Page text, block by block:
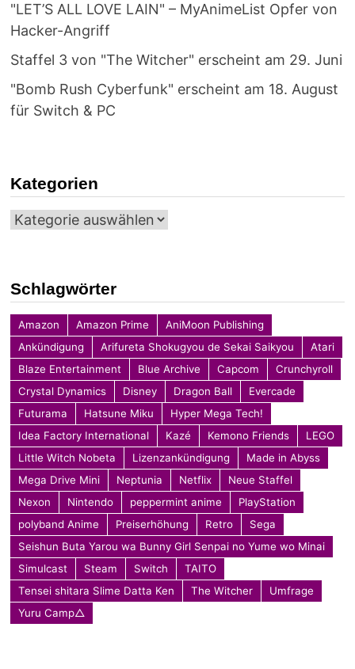
"LET’S ALL LOVE LAIN" – MyAnimeList Opfer von
Hacker-Angriff
Staffel 3 von "The Witcher" erscheint am 29. Juni
"Bomb Rush Cyberfunk" erscheint am 18. August
für Switch & PC
Kategorien
Kategorien
Schlagwörter
Amazon Amazon Prime
AniMoon Publishing
Ankündigung
Arifureta Shokugyou de Sekai Saikyou
Atari
Blaze Entertainment
Blue Archive Capcom
Crunchyroll
Crystal Dynamics
Disney Dragon Ball
Evercade
Futurama
Hatsune Miku
Hyper Mega Tech!
Idea Factory International
Kazé Kemono Friends
LEGO
Little Witch Nobeta
Lizenzankündigung
Made in Abyss
Mega Drive Mini
Neptunia Netflix
Neue Staffel
Nexon
Nintendo peppermint anime
PlayStation
polyband Anime
Preiserhöhung Retro
Sega
Seishun Buta Yarou wa Bunny Girl Senpai no Yume wo Minai
Simulcast
Steam Switch
TAITO
Tensei shitara Slime Datta Ken
The Witcher
Umfrage
Yuru Camp△